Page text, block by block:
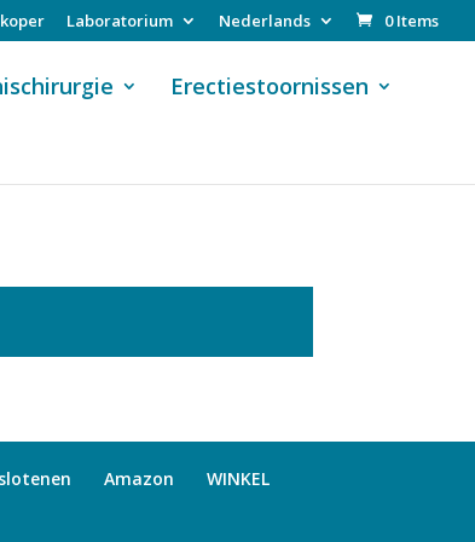
Laboratorium Nederlands 0 Items
Erectiestoornissen
Amazon
WINKEL